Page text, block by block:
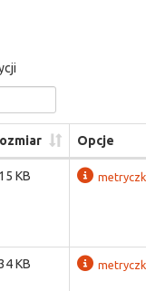
Opcje
KB
KB